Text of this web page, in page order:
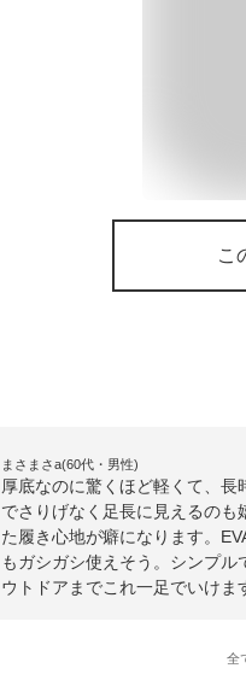
こ
まさまさa(60代・男性)
厚底なのに驚くほど軽くて、
でさりげなく足長に見えるの
た履き心地が癖になります。
もガシガシ使えそう。シンプ
ウトドアまでこれ一足でいけ
全